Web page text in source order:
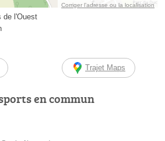
Corriger l’adresse ou la localisation
de l'Ouest
Trajet Maps
en commun